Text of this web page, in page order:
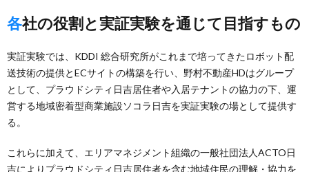
各社の役割と実証実験を通じて目指すもの
実証実験では、KDDI 総合研究所がこれまで培ってきたロボット配
送技術の提供とECサイトの構築を行い、野村不動産HDはグループ
として、プラウドシティ日吉居住者や入居テナントの協力の下、運
営する地域密着型商業施設ソコラ日吉を実証実験の場として提供す
る。
これらに加えて、エリアマネジメント組織の一般社団法人ACTO日
吉によりプラウドシティ日吉居住者を含む地域住民の理解・協力を